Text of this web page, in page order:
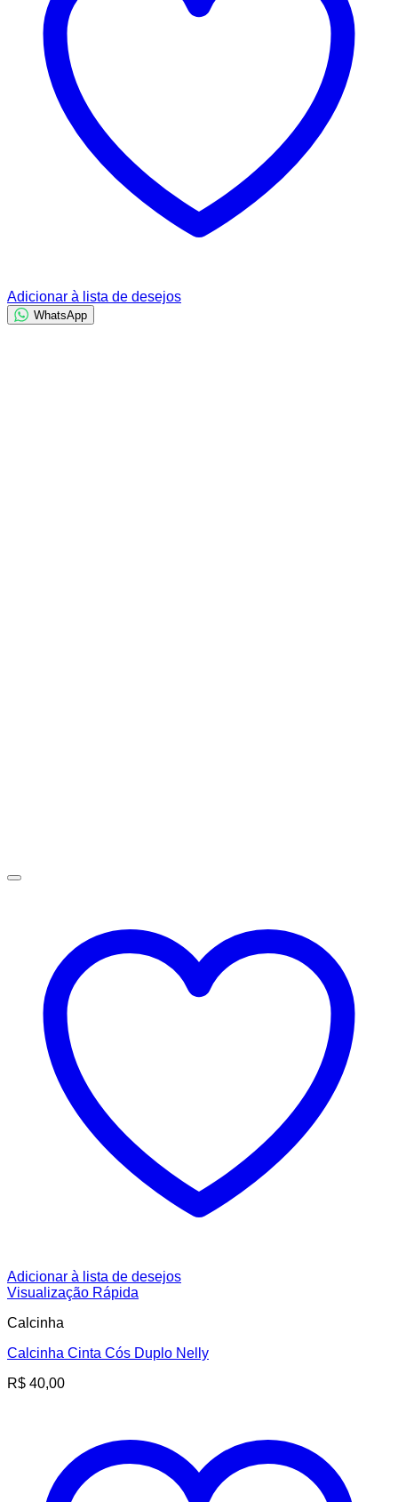
Adicionar à lista de desejos
WhatsApp
Adicionar à lista de desejos
Visualização Rápida
Calcinha
Calcinha Cinta Cós Duplo Nelly
R$ 40,00